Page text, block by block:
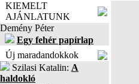
KIEMELT
AJÁNLATUNK
Demény Péter
Egy fehér papírlap
Új maradandokkok
Szilasi Katalin: A
haldokló